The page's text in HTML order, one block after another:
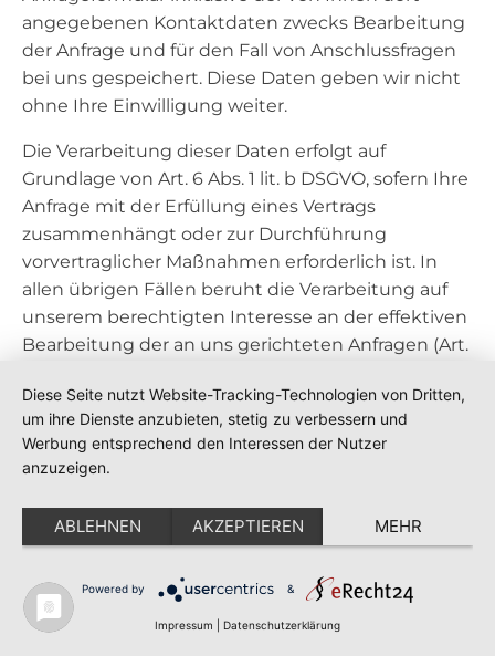
angegebenen Kontaktdaten zwecks Bearbeitung
der Anfrage und für den Fall von Anschlussfragen
bei uns gespeichert. Diese Daten geben wir nicht
ohne Ihre Einwilligung weiter.
Die Verarbeitung dieser Daten erfolgt auf
Grundlage von Art. 6 Abs. 1 lit. b DSGVO, sofern Ihre
Anfrage mit der Erfüllung eines Vertrags
zusammenhängt oder zur Durchführung
vorvertraglicher Maßnahmen erforderlich ist. In
allen übrigen Fällen beruht die Verarbeitung auf
unserem berechtigten Interesse an der effektiven
Bearbeitung der an uns gerichteten Anfragen (Art.
6 Abs. 1 lit. a DSGVO) sofern diese abgefragt wurde;
die Einwilligung ist jederzeit widerrufbar.
Die von Ihnen im Kontaktformular eingegebenen
auffordern, Ihre Einwilligung zur Speicherung
Datenspeicherung entfällt (z. B. nach
abgeschlossener Bearbeitung Ihrer Anfrage).
Zwingende gesetzliche Bestimmungen –
Diese Seite nutzt Website-Tracking-Technologien von Dritten,
um ihre Dienste anzubieten, stetig zu verbessern und
Werbung entsprechend den Interessen der Nutzer
anzuzeigen.
ABLEHNEN AKZEPTIEREN MEHR
Powered by &
Impressum Datenschutzerklärung